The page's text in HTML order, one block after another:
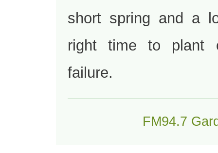
short spring and a
right time to plant
failure.
FM94.7